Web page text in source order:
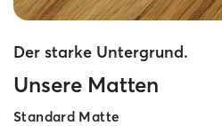
Der starke Untergrund.
Unsere Matten
Standard Matte